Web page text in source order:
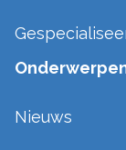
Nieuws